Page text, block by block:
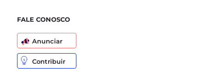
FALE CONOSCO
Anunciar
Contribuir